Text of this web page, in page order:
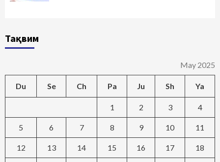
Тақвим
May 2025
Du Se Ch Pa Ju Sh Ya
1 2 3 4
5 6 7 8 9 10 11
12 13 14 15 16 17 18